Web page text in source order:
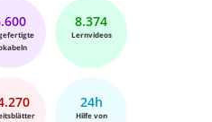
8.374
Lernvideos
24h
Hilfe von